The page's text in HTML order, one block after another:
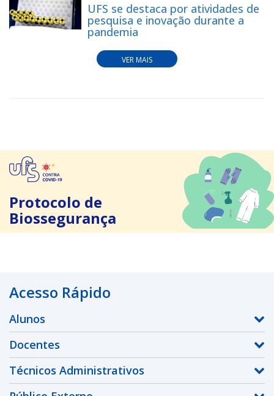
UFS se destaca por atividades de
pesquisa e inovação durante a
pandemia
VER MAIS
Protocolo de
Biossegurança
Acesso Rápido
Alunos
Docentes
Técnicos Administrativos